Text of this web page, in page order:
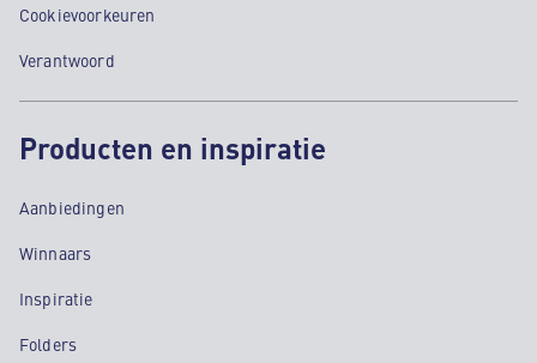
Cookievoorkeuren
Verantwoord
Producten en inspiratie
Aanbiedingen
Winnaars
Inspiratie
Folders